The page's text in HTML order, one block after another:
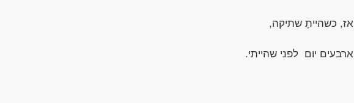
אז, כשהייתָ שתיקה,
ארבעים יום לפני שהייתי.